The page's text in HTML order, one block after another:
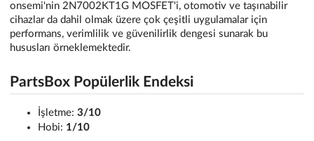
onsemi'nin 2N7002KT1G MOSFET'i, otomotiv ve taşınabilir
cihazlar da dahil olmak üzere çok çeşitli uygulamalar için
performans, verimlilik ve güvenilirlik dengesi sunarak bu
hususları örneklemektedir.
PartsBox Popülerlik Endeksi
İşletme: 3/10
Hobi: 1/10